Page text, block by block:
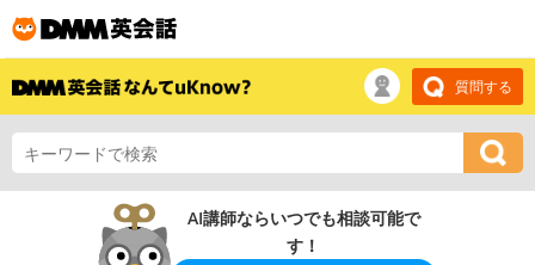
質問する
AI講師ならいつでも相談可能で
す！